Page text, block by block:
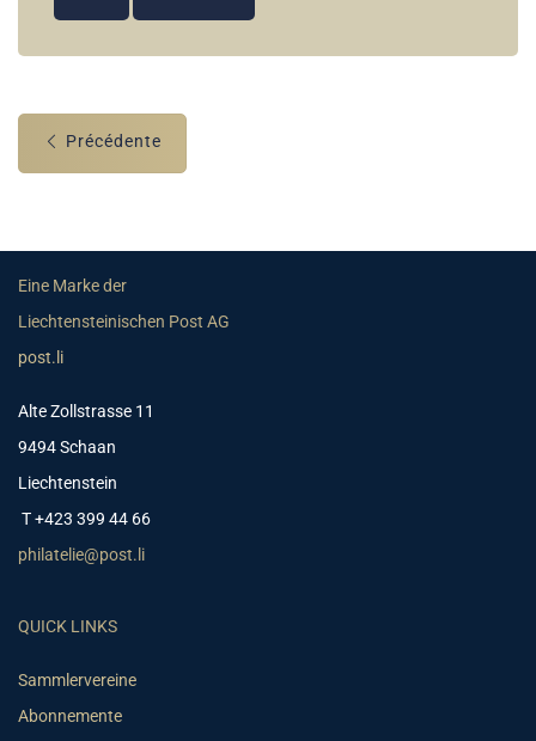
Précédente
Eine Marke der
Liechtensteinischen Post AG
post.li
Alte Zollstrasse 11
9494 Schaan
Liechtenstein
T +423 399 44 66
philatelie@post.li
QUICK LINKS
Sammlervereine
Abonnemente